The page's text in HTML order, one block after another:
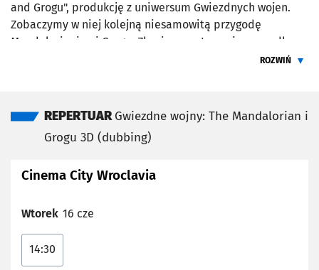
and Grogu", produkcję z uniwersum Gwiezdnych wojen.
Zobaczymy w niej kolejną niesamowitą przygodę
Mandalorianina i Grogu. Złowieszcze Imperium upadło, a
imperialni watażkowie rozpierzchli się po Galaktyce.
nagród, Mandalorianina Din Djarina (Pedro Pascal) i jego
młodego podopiecznego Grogu. Film, w którym wystąpi
również Sigourney Weaver, wyreżyserował Jon Favreau, a
Filoni i Ian Bryce. Muzykę skomponował Ludwig
ROZWIŃ
REPERTUARGwiezdne wojny: The Mandalorian i
Grogu 3D (dubbing)
Cinema City Wroclavia
Wtorek 16 cze
14:30